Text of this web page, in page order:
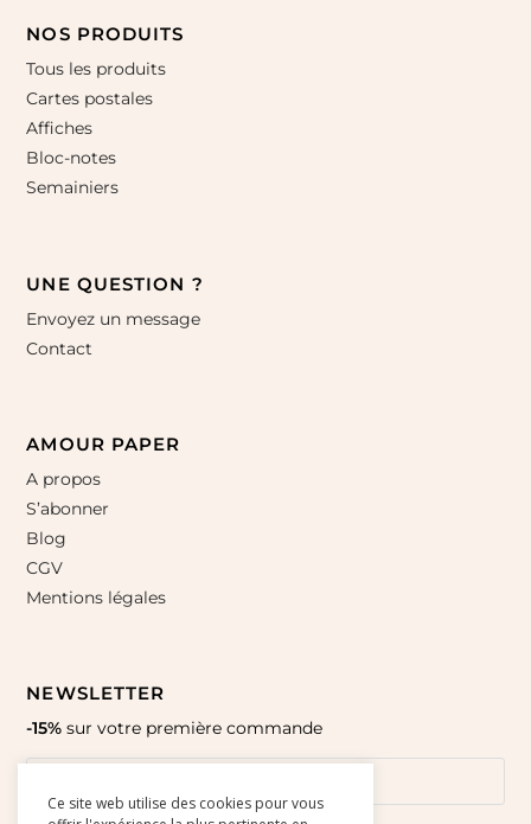
NOS PRODUITS
Tous les produits
Cartes postales
Affiches
Bloc-notes
Semainiers
UNE QUESTION ?
Envoyez un message
Contact
AMOUR PAPER
A propos
S’abonner
Blog
CGV
Mentions légales
NEWSLETTER
-15% sur votre première commande
Ce site web utilise des cookies pour vous